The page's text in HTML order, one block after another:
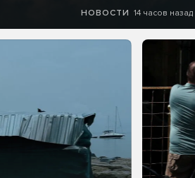
НОВОСТИ 14 часов назад